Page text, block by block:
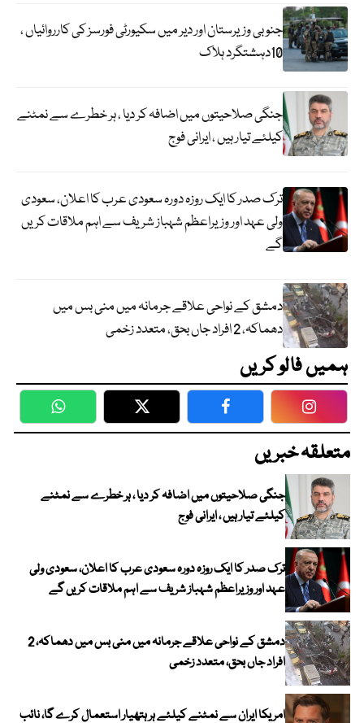
جنوبی وزیرستان اور دیر میں سکیورٹی فورسز کی کارروائیاں ،
10دہشتگرد ہلاک
جنگی صلاحیتوں میں اضافہ کر دیا ، ہر خطرے سے نمٹنے
کیلئے تیار ہیں ، ایرانی فوج
ترک صدر کا ایک روزہ دورہ سعودی عرب کا اعلان، سعودی
ولی عہد اور وزیراعظم شہباز شریف سے اہم ملاقات کریں
گے
دمشق کے نواحی علاقے جرمانہ میں منی بس میں
دھماکہ، 2 افراد جاں بحق، متعدد زخمی
ہمیں فالو کریں
WhatsApp Twitter Facebook
متعلقہ خبریں
جنگی صلاحیتوں میں اضافہ کر دیا ، ہر خطرے سے نمٹنے
کیلئے تیار ہیں ، ایرانی فوج
ترک صدر کا ایک روزہ دورہ سعودی عرب کا اعلان، سعودی ولی
عہد اور وزیراعظم شہباز شریف سے اہم ملاقات کریں گے
دمشق کے نواحی علاقے جرمانہ میں منی بس میں دھماکہ، 2
افراد جاں بحق، متعدد زخمی
امریکا ایران سے نمٹنے کیلئے ہر ہتھیار استعمال کرے گا، نائب